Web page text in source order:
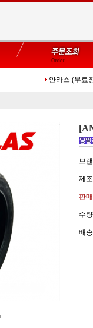
안라스 (무료
브
제
판
수량
배